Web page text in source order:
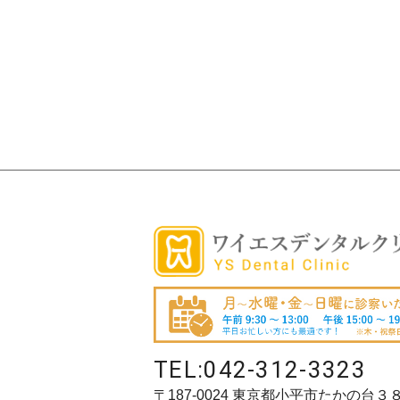
TEL:042-312-3323
〒187-0024 東京都小平市たかの台３